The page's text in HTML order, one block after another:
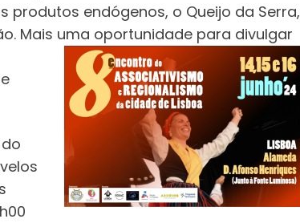
produtos endógenos, o Queijo da Serra,
Mais uma oportunidade para divulgar